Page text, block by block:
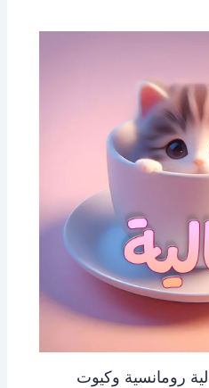
بالية رومانسية وكيوت